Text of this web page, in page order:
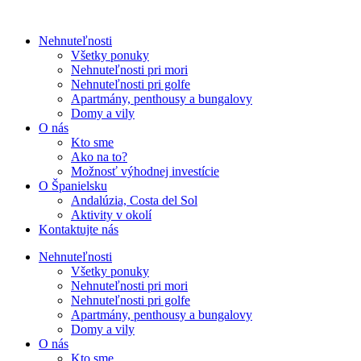
Nehnuteľnosti
Všetky ponuky
Nehnuteľnosti pri mori
Nehnuteľnosti pri golfe
Apartmány, penthousy a bungalovy
Domy a vily
O nás
Kto sme
Ako na to?
Možnosť výhodnej investície
O Španielsku
Andalúzia, Costa del Sol
Aktivity v okolí
Kontaktujte nás
Nehnuteľnosti
Všetky ponuky
Nehnuteľnosti pri mori
Nehnuteľnosti pri golfe
Apartmány, penthousy a bungalovy
Domy a vily
O nás
Kto sme